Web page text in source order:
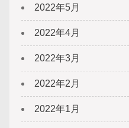
2022年5月
2022年4月
2022年3月
2022年2月
2022年1月